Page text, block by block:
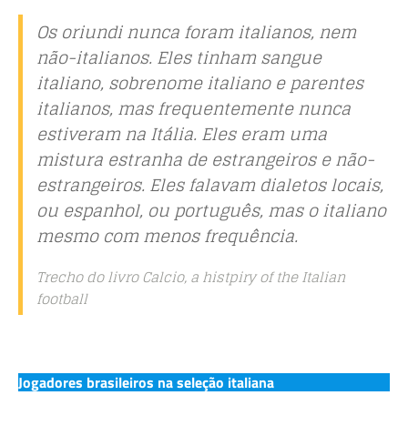
Os oriundi nunca foram italianos, nem
não-italianos. Eles tinham sangue
italiano, sobrenome italiano e parentes
italianos, mas frequentemente nunca
estiveram na Itália. Eles eram uma
mistura estranha de estrangeiros e não-
estrangeiros. Eles falavam dialetos locais,
ou espanhol, ou português, mas o italiano
mesmo com menos frequência.
Trecho do livro Calcio, a histpiry of the Italian
football
Jogadores brasileiros na seleção italiana